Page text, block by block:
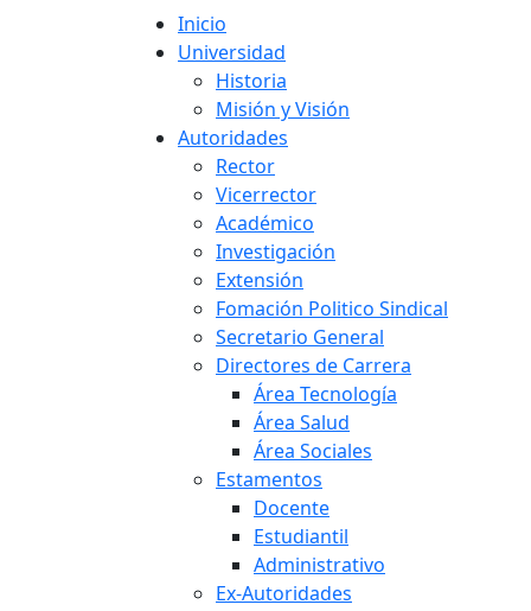
Inicio
Universidad
Historia
Misión y Visión
Autoridades
Rector
Vicerrector
Académico
Investigación
Extensión
Fomación Politico Sindical
Secretario General
Directores de Carrera
Área Tecnología
Área Salud
Área Sociales
Estamentos
Docente
Estudiantil
Administrativo
Ex-Autoridades